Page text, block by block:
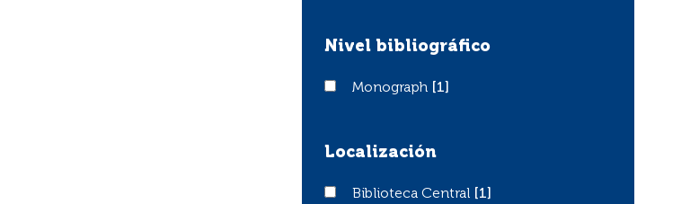
Nivel bibliográfico
Monograph
Monograph [1]
Localización
Biblioteca Central
Biblioteca Central [1]